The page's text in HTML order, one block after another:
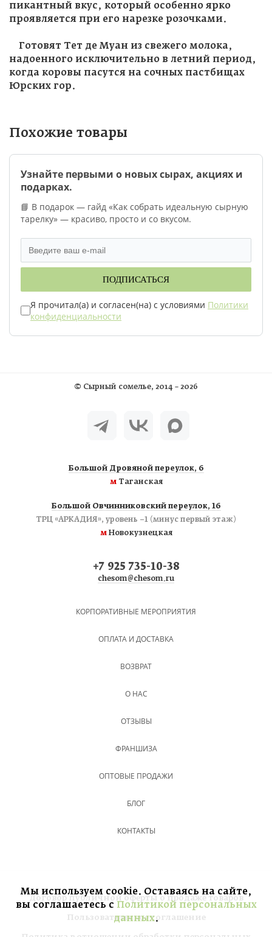
пикантный вкус, который особенно ярко
проявляется при его нарезке розочками.
Готовят Тет де Муан из свежего молока,
надоенного исключительно в летний период,
когда коровы пасутся на сочных пастбищах
Юрских гор.
Похожие товары
Узнайте первыми о новых сырах, акциях и
подарках.
📘 В подарок — гайд «Как собрать идеальную сырную
тарелку» — красиво, просто и со вкусом.
ПОДПИСАТЬСЯ
Я прочитал(а) и согласен(на) с условиями Политики
конфиденциальности
© Сырный сомелье, 2014 – 2026
Большой Дровяной переулок, 6
мТаганская
Большой Овчинниковский переулок, 16
ТРЦ «АРКАДИЯ», уровень −1 (минус первый этаж)
мНовокузнецкая
+7 925 735-10-38
chesom@chesom.ru
КОРПОРАТИВНЫЕ МЕРОПРИЯТИЯ
ОПЛАТА И ДОСТАВКА
ВОЗВРАТ
О НАС
ОТЗЫВЫ
ФРАНШИЗА
ОПТОВЫЕ ПРОДАЖИ
БЛОГ
КОНТАКТЫ
Мы используем cookie. Оставаясь на сайте,
вы соглашаетесь с Политикой персональных
данных.
Договор публичной оферты о продаже товаров
Пользовательское соглашение
Введите Ваш e-mail и пароль
E-mail*
Забыли пароль?
Нет аккаунта?
Нажимая на кнопку "Войти", вы соглашаетесь на
обработку персональных данных